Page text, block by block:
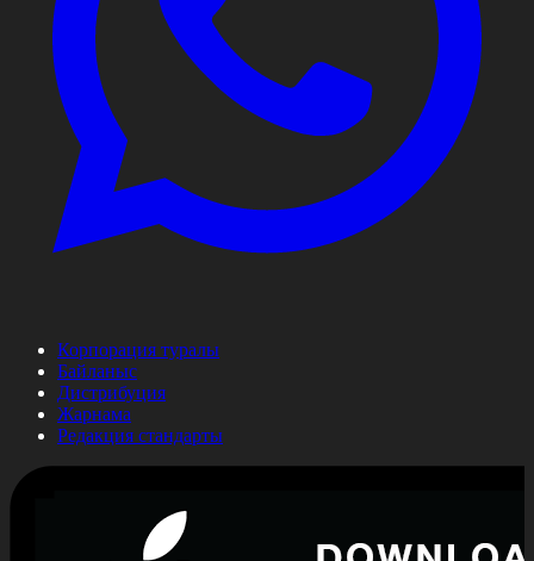
Корпорация туралы
Байланыс
Дистрибуция
Жарнама
Редакция стандарты